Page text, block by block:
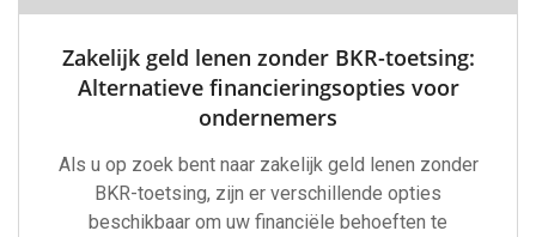
Zakelijk geld lenen zonder BKR-toetsing:
Alternatieve financieringsopties voor
ondernemers
Als u op zoek bent naar zakelijk geld lenen zonder
BKR-toetsing, zijn er verschillende opties
beschikbaar om uw financiële behoeften te